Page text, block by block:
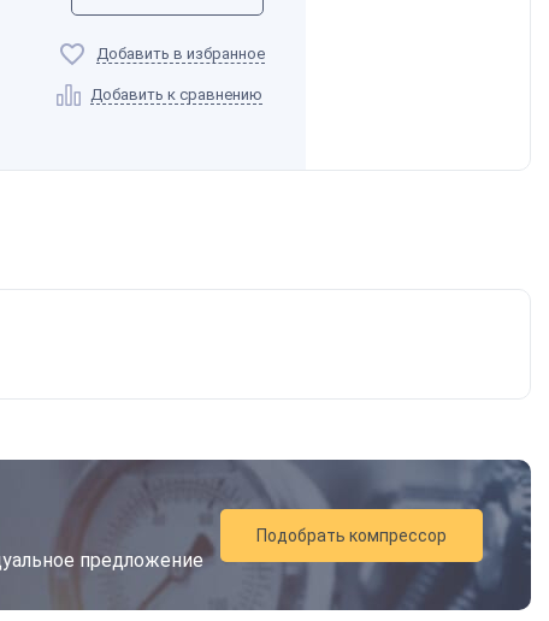
Добавить в избранное
Добавить к сравнению
предложение
Подобрать компрессор